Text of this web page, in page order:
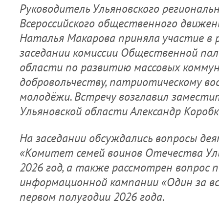
Руководитель Ульяновского
Всероссийского общественного
Наталья Макарова приняла участие в
заседании комиссии Общественной
области по развитию массовых
добровольчеству, патриотическому
молодёжи. Встречу возглавил
Ульяновской области Александр
На заседании обсуждались вопросы
«Комитет семей воинов Отечества
2026 год, а также рассмотрен вопрос
информационной кампании «Один за
первом полугодии 2026 года.